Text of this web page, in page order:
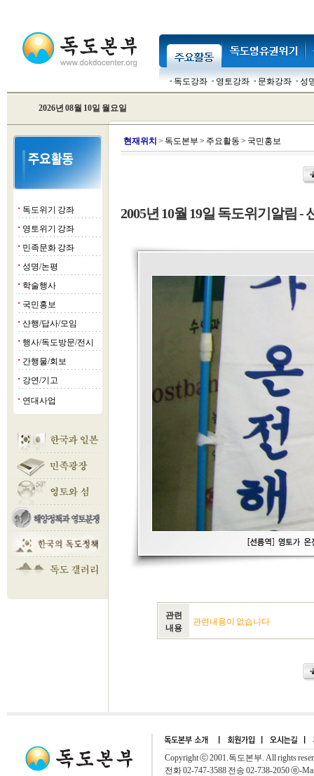
독도강좌 영토강좌 문화강좌 성
2026년 08월 10일 월요일
■ 독도위기 강좌
■ 영토위기 강좌
■ 민족문화 강좌
■ 성명/논평
■ 학술행사
■ 국민홍보
■ 산행/답사/모임
■ 행사/독도방문/전시
■ 간행물/회보
■ 강연/기고
■ 연대사업
현재위치 > 독도본부 > 주요활동 > 국민홍보
2005년 10월 19일 독도위기알림 -
관련
내용
관련내용이 없습니다
Copyright ⓒ 2001.독도본부. All rights
전화 02-747-3588 전송 02-738-2050 ⓔ-